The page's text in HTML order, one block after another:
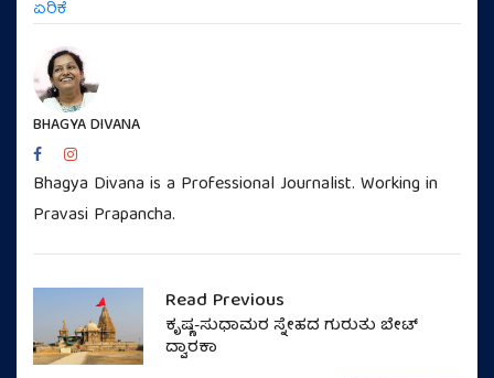
ಏರಿಕೆ
BHAGYA DIVANA
Bhagya Divana is a Professional Journalist. Working in
Pravasi Prapancha.
Read Previous
ಕೃಷ್ಣ-ಸುಧಾಮರ ಸ್ನೇಹದ ಗುರುತು ಬೇಟ್
ದ್ವಾರಕಾ